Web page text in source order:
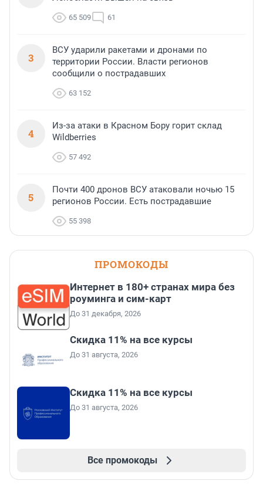
65 509 61
3
ВСУ ударили ракетами и дронами по
территории России. Власти регионов
сообщили о пострадавших
63 152
4
Из-за атаки в Красном Бору горит склад
Wildberries
57 492
5
Почти 400 дронов ВСУ атаковали ночью 15
регионов России. Есть пострадавшие
55 398
ПРОМОКОДЫ
Интернет в 180+ странах мира без
роуминга и сим-карт
До 31 декабря, 2026
Скидка 11% на все курсы
До 31 августа, 2026
Скидка 11% на все курсы
До 31 августа, 2026
Все промокоды